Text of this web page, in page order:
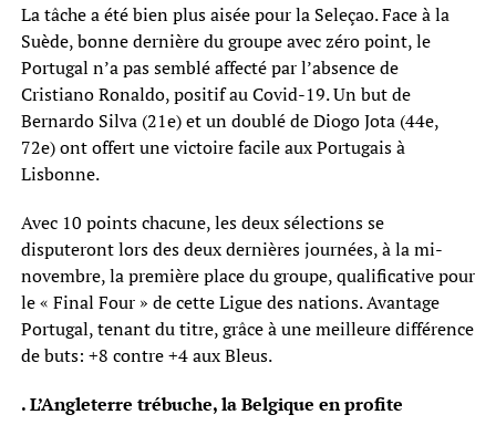
La tâche a été bien plus aisée pour la Seleçao. Face à la
Suède, bonne dernière du groupe avec zéro point, le
Portugal n’a pas semblé affecté par l’absence de
Cristiano Ronaldo, positif au Covid-19. Un but de
Bernardo Silva (21e) et un doublé de Diogo Jota (44e,
72e) ont offert une victoire facile aux Portugais à
Lisbonne.
Avec 10 points chacune, les deux sélections se
disputeront lors des deux dernières journées, à la mi-
novembre, la première place du groupe, qualificative pour
le « Final Four » de cette Ligue des nations. Avantage
Portugal, tenant du titre, grâce à une meilleure différence
de buts: +8 contre +4 aux Bleus.
. L’Angleterre trébuche, la Belgique en profite